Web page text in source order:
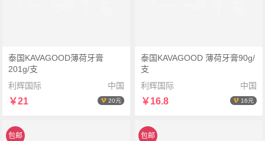
泰国KAVAGOOD薄荷牙膏
201g/支
利辉国际
中国
￥21 20元
泰国KAVAGOOD 薄荷牙膏90g/
支
利辉国际
中国
￥16.8 16元
包邮 包邮